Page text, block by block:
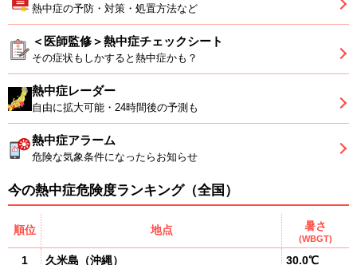
熱中症の予防・対策・処置方法など
＜医師監修＞熱中症チェックシート
その症状もしかすると熱中症かも？
熱中症レーダー
自由に拡大可能・24時間後の予測も
熱中症アラーム
危険な気象条件になったらお知らせ
今の熱中症危険度ランキング（全国）
順位 地点 暑さ
(WBGT)
1 久米島 （沖縄） 30.0℃